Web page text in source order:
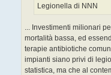
Legionella di NNN
... Investimenti milionari
mortalità bassa, ed
terapie antibiotiche
impianti siano privi di
statistica, ma che al